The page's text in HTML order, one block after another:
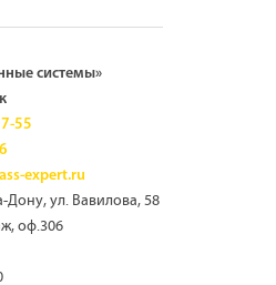
системы»
55
expert.ru
Дону, ул. Вавилова, 58
оф.306